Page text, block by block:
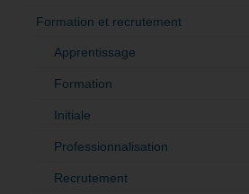
Formation et recrutement
Apprentissage
Formation
Initiale
Professionnalisation
Recrutement